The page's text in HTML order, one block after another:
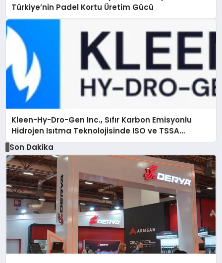
Türkiye’nin Padel Kortu Üretim Gücü
Kleen-Hy-Dro-Gen Inc., Sıfır Karbon Emisyonlu
Hidrojen Isıtma Teknolojisinde ISO ve TSSA
Düzenleyici Onaylarını Aldı
Son Dakika